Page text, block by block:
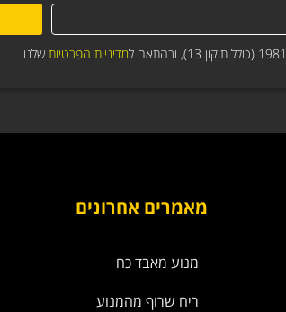
מדיניות הפרטיות שלנו.
מאמרים אחרונים
מנוע מאבד כח
ריח שרוף מהמנוע